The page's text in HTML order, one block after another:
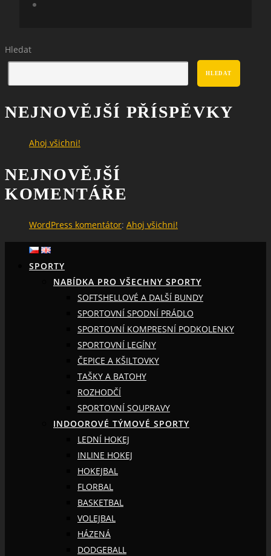
Hledat
HLEDAT
NEJNOVĚJŠÍ PŘÍSPĚVKY
Ahoj všichni!
NEJNOVĚJŠÍ
KOMENTÁŘE
WordPress komentátor: Ahoj všichni!
SPORTY
NABÍDKA PRO VŠECHNY SPORTY
SOFTSHELLOVÉ A DALŠÍ BUNDY
SPORTOVNÍ SPODNÍ PRÁDLO
SPORTOVNÍ KOMPRESNÍ PODKOLENKY
SPORTOVNÍ LEGÍNY
ČEPICE A KŠILTOVKY
TAŠKY A BATOHY
ROZHODČÍ
SPORTOVNÍ SOUPRAVY
INDOOROVÉ TÝMOVÉ SPORTY
LEDNÍ HOKEJ
INLINE HOKEJ
HOKEJBAL
FLORBAL
BASKETBAL
VOLEJBAL
HÁZENÁ
DODGEBALL